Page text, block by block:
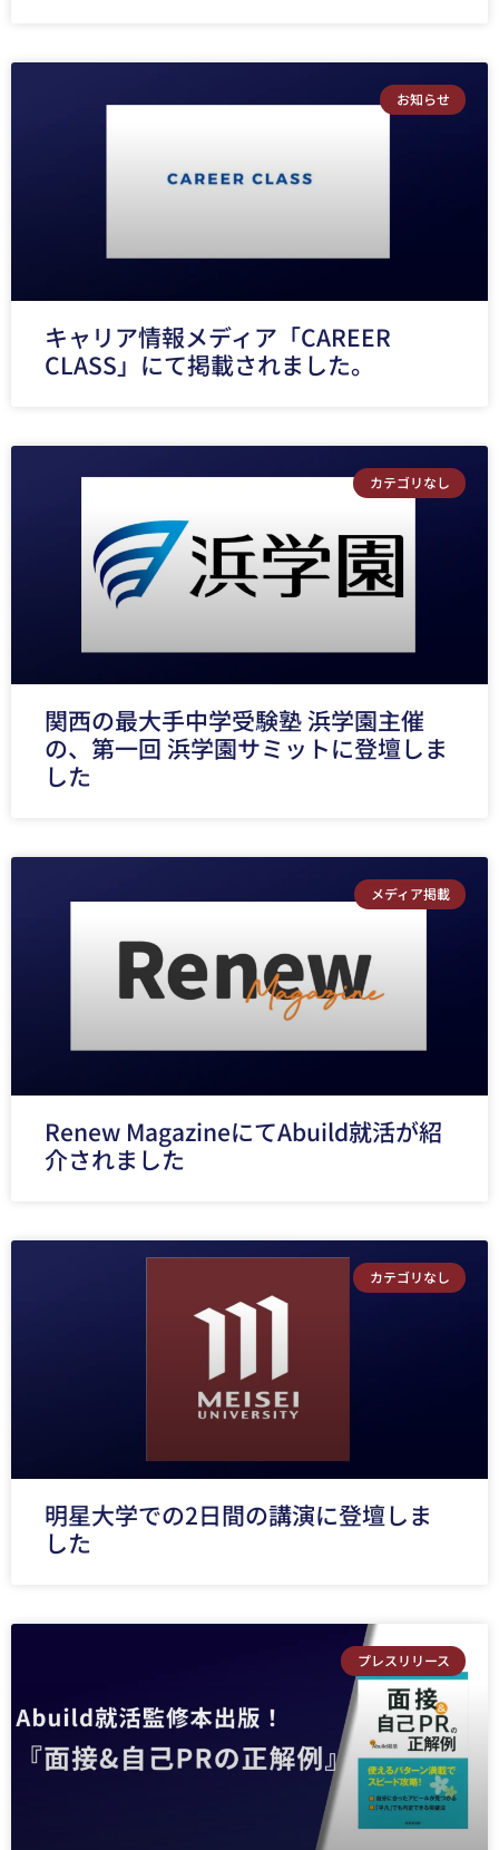
お知らせ
キャリア情報メディア「CAREER
CLASS」にて掲載されました。
カテゴリなし
関西の最大手中学受験塾 浜学園主催
の、第一回 浜学園サミットに登壇しま
した
メディア掲載
Renew MagazineにてAbuild就活が紹
介されました
カテゴリなし
明星大学での2日間の講演に登壇しま
した
プレスリリース